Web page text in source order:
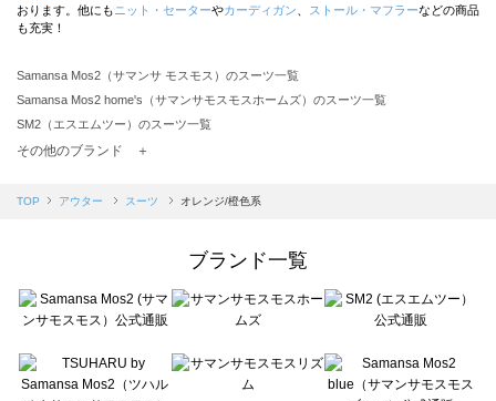
おります。他にも ニット・セーターやカーディガン ストール・マフラーなどの商品
も充実！
Samansa Mos2（サマンサ モスモス）のスーツ一覧
Samansa Mos2 home's（サマンサモスモスホームズ）のスーツ一覧
SM2（エスエムツー）のスーツ一覧
TSUHARU by Samansa Mos2（ツハルバイサマンサモスモス）のスーツ一覧
Samansa Mos2 blue（サマンサモスモス ブルー）のスーツ一覧
sō4ū（ソウフォーユー）のスーツ一覧
Te chichi（テチチ）のスーツ一覧
Te chichi CLASSIC（テチチ クラシック）のスーツ一覧
Lugnoncure（ルノンキュール）のスーツ一覧
BETTY'S BLUE（べティーズブルー）のスーツ一覧
その他のブランド ＋
TOP アウター スーツ オレンジ/橙色系
ブランド一覧